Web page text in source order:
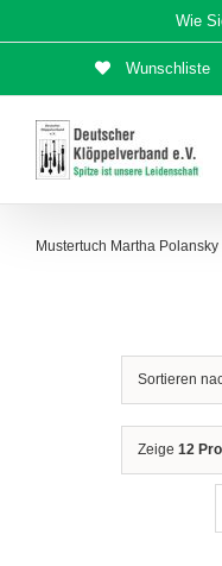
Inhalt
Wie
Wunschliste
Mustertuch Martha Polansky
Sortieren
Zeige 12